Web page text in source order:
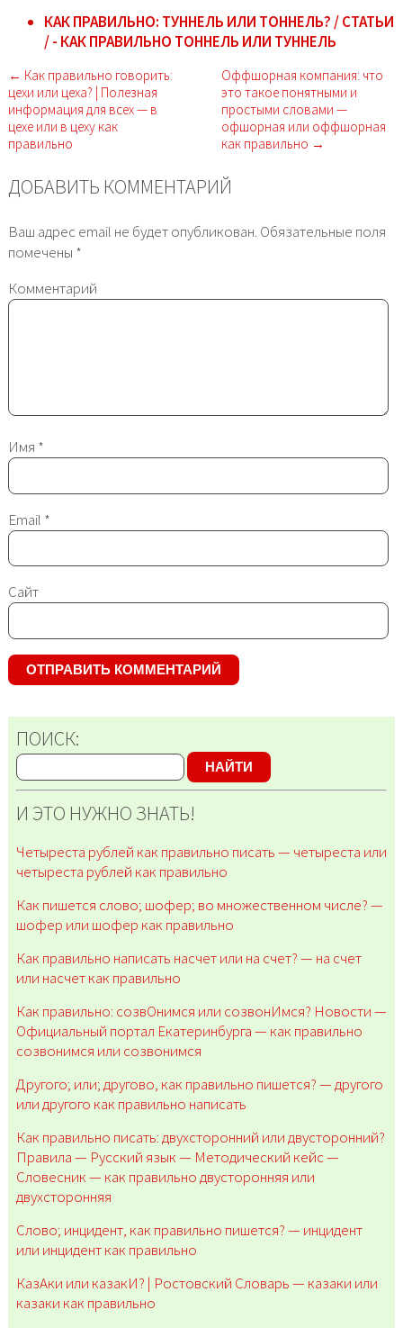
КАК ПРАВИЛЬНО: ТУННЕЛЬ ИЛИ ТОННЕЛЬ? / СТАТЬИ
/ - КАК ПРАВИЛЬНО ТОННЕЛЬ ИЛИ ТУННЕЛЬ
← Как правильно говорить:
цехи или цеха? | Полезная
информация для всех — в
цехе или в цеху как
правильно
Оффшорная компания: что
это такое понятными и
простыми словами —
офшорная или оффшорная
как правильно →
ДОБАВИТЬ КОММЕНТАРИЙ
Ваш адрес email не будет опубликован. Обязательные поля
помечены *
Комментарий
Имя *
Email *
Сайт
ПОИСК:
НАЙТИ
И ЭТО НУЖНО ЗНАТЬ!
Четыреста рублей как правильно писать — четыреста или
четыреста рублей как правильно
Как пишется слово; шофер; во множественном числе? —
шофер или шофер как правильно
Как правильно написать насчет или на счет? — на счет
или насчет как правильно
Как правильно: созвОнимся или созвонИмся? Новости —
Официальный портал Екатеринбурга — как правильно
созвонимся или созвонимся
Другого; или; другово, как правильно пишется? — другого
или другого как правильно написать
Как правильно писать: двухсторонний или двусторонний?
Правила — Русский язык — Методический кейс —
Словесник — как правильно двусторонняя или
двухсторонняя
Слово; инцидент, как правильно пишется? — инцидент
или инцидент как правильно
КазАки или казакИ? | Ростовский Словарь — казаки или
казаки как правильно